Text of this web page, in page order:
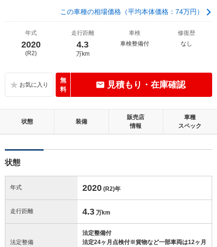
この車種の相場価格（平均本体価格：74万円）
年式
2020
(R2)
走行距離
4.3
万km
車検
車検整備付
修復歴
なし
無
料
見積もり・在庫確認
状態 装備
販売店
情報
車種
スペック
状態
年式 2020 (R2)年
走行距離 4.3 万km
法定整備
法定整備付
法定24ヶ月点検付※貨物など一部車両は12ヶ月